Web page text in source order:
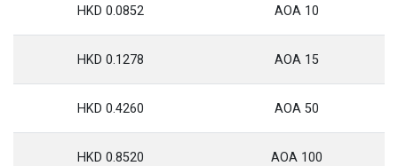
10 AOA
0.0852 HKD
15 AOA
0.1278 HKD
50 AOA
0.4260 HKD
100 AOA
0.8520 HKD